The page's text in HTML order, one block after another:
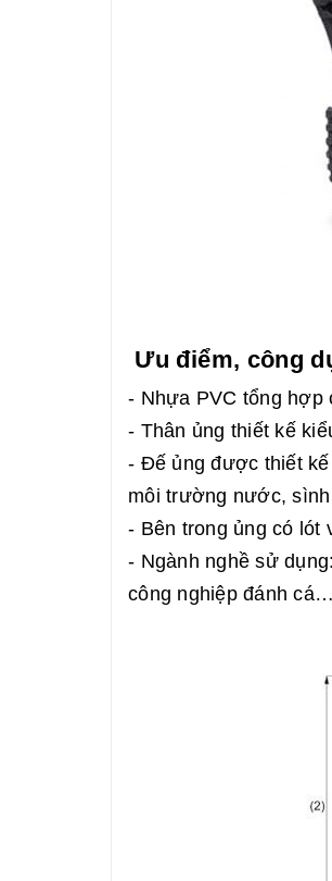
Ưu điểm, công
- Nhựa PVC tổng hợp
- Thân ủng thiết kế
- Đế ủng được thiết
môi trường nước,
- Bên trong ủng có lót
- Ngành nghề sử
công nghiệp đánh cá…